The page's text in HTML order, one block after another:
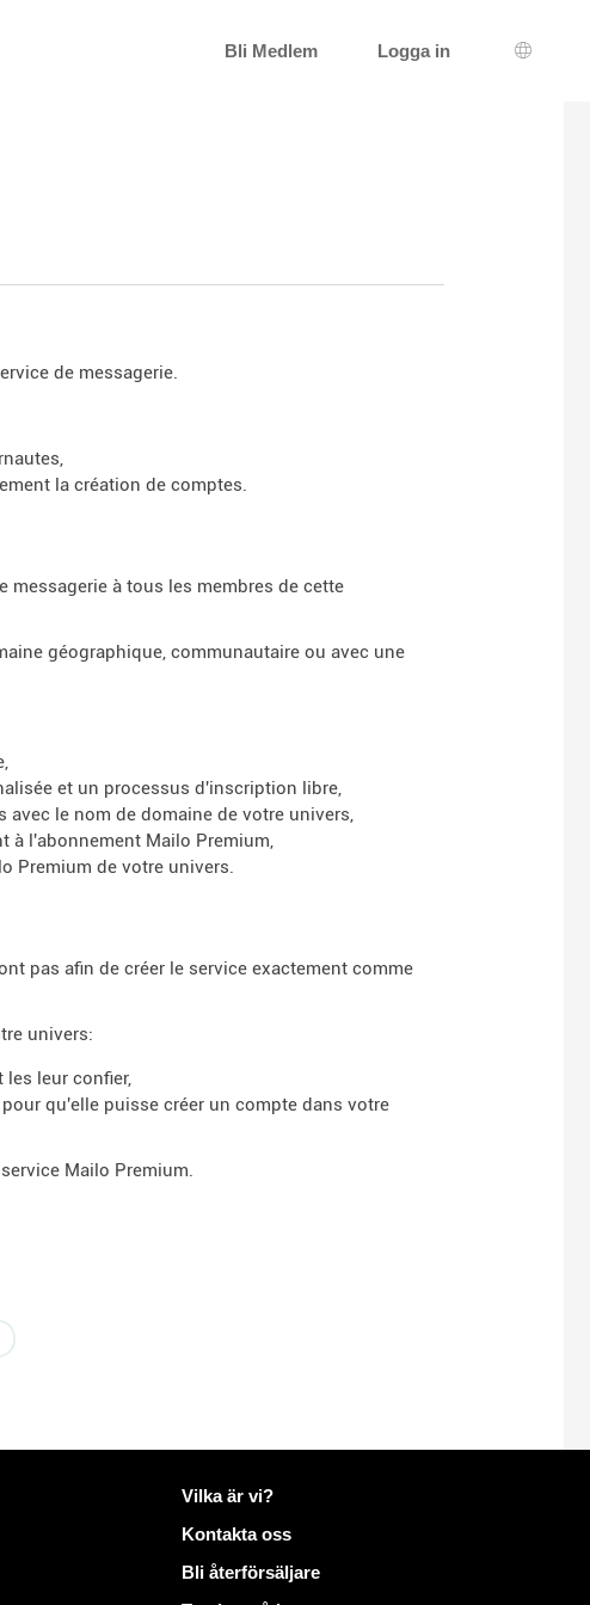
Bli Medlem Logga in
de messagerie.
la création de comptes.
à tous les membres de cette
géographique, communautaire ou avec une
et un processus d'inscription libre,
le nom de domaine de votre univers,
à l'abonnement Mailo Premium,
Premium de votre univers.
pas afin de créer le service exactement comme
univers:
leur confier,
qu'elle puisse créer un compte dans votre
Mailo Premium.
Mer information på Mailo
Vilka är vi?
Kontakta oss
Bli återförsäljare